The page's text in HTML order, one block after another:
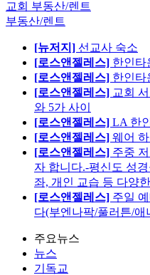
교회 부동산/렌트
부동산/렌트
[뉴저지] 선교사 숙소
[로스앤젤레스] 한인타
[로스앤젤레스] 한인타
[로스앤젤레스] 교회
와 5가 사이
[로스앤젤레스] LA 한
[로스앤젤레스] 웨어
[로스앤젤레스] 주중
자 합니다.-평신도 성
좌, 개인 교습 등 다양
[로스앤젤레스] 주일
다(부엔나팍/풀러튼/애
주요뉴스
뉴스
기독교